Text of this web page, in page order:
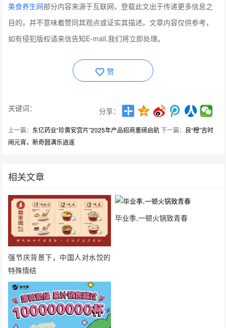
美食养生网部分内容来源于互联网，登载此文出于传递更多信息之
目的，并不意味着赞同其观点或证实其描述。文章内容仅供参考，
如有侵犯版权请来信告知E-mail,我们将立即处理。
赞
关键词： 分享：
上一篇： 东亿药业“珍黄安宫片”2025年产品招商重磅启航下一篇： 良“橙”吉时
闹元宵，新奇圆满乐逍遥
相关文章
强节庆背景下，中国人对水饺的
特殊情结
毕业季,一顿火锅致青春